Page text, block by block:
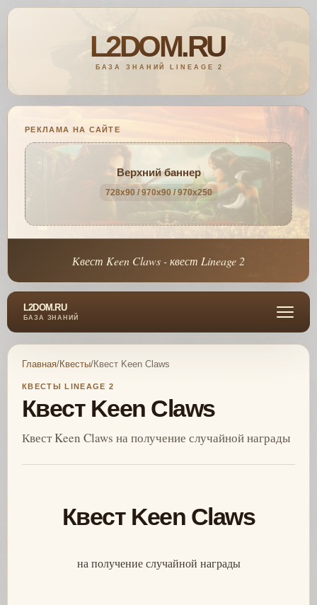
РЕКЛАМА НА САЙТЕ
Верхний баннер
728x90 / 970x90 / 970x250
Квест Keen Claws - квест Lineage 2
L2DOM.RU
БАЗА ЗНАНИЙ
Главная/Квесты/Квест Keen Claws
КВЕСТЫ LINEAGE 2
Квест Keen Claws
Квест Keen Claws на получение случайной награды
Квест Keen Claws
на получение случайной награды